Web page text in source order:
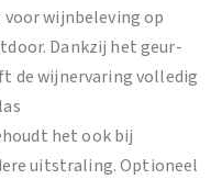
wijnbeleving op
Dankzij het geur-
de wijnervaring volledig
het ook bij
uitstraling. Optioneel